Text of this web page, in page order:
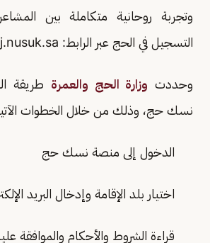
وتجربة روحانية متكاملة بين
التسجيل في الحج عبر الرابط: http://hajj.nusuk.sa
وحددت وزارة الحج والعمرة طريقة
نسك حج، وذلك من خلال الخطوات
الدخول إلى منصة نسك حج
اختيار بلد الإقامة وإدخال البريد
قراءة الشروط والأحكام والموافقة